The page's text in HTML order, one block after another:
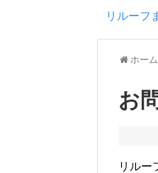
リルーフ
ホーム
お
リルー